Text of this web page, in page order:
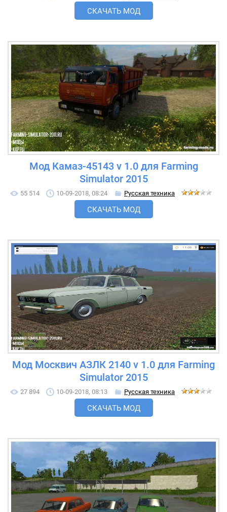
СКАЧАТЬ МОД
Мод Камаз-45143 v 1.0 для Farming
Simulator 2015
55 514 10-09-2018, 08:24 Русская техника
СКАЧАТЬ МОД
Мод Москвич АЗЛК 2140 v 1.0 для Farming
Simulator 2015
27 894 10-09-2018, 08:13 Русская техника
СКАЧАТЬ МОД